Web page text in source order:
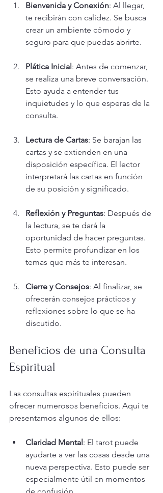
Bienvenida y Conexión: Al llegar,
te recibirán con calidez. Se busca
crear un ambiente cómodo y
seguro para que puedas abrirte.
Plática Inicial: Antes de comenzar,
se realiza una breve conversación.
Esto ayuda a entender tus
inquietudes y lo que esperas de la
consulta.
Lectura de Cartas: Se barajan las
cartas y se extienden en una
disposición específica. El lector
interpretará las cartas en función
de su posición y significado.
Reflexión y Preguntas: Después de
la lectura, se te dará la
oportunidad de hacer preguntas.
Esto permite profundizar en los
temas que más te interesan.
Cierre y Consejos: Al finalizar, se
ofrecerán consejos prácticos y
reflexiones sobre lo que se ha
discutido.
Beneficios de una Consulta
Espiritual
Las consultas espirituales pueden
ofrecer numerosos beneficios. Aquí te
presentamos algunos de ellos:
Claridad Mental: El tarot puede
ayudarte a ver las cosas desde una
nueva perspectiva. Esto puede ser
especialmente útil en momentos